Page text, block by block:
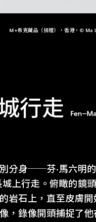
M+希克藏品（捐贈），香港，© Ma
行走
分身──芬·馬六明
上行走。俯瞰的鏡
岩石上，直至皮膚
，錄像開頭捕捉了